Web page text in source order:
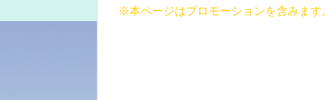
※本ページはプロモーションを含みます。